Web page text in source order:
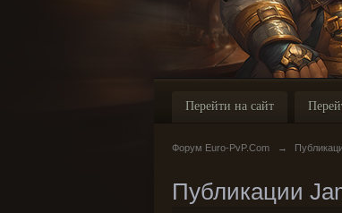
Перейти на сайт
Форум Euro-PvP.Com →
Публикации